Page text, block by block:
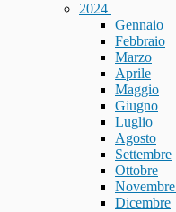
2024
Gennaio
Febbraio
Marzo
Aprile
Maggio
Giugno
Luglio
Agosto
Settembre
Ottobre
Novembre
Dicembre